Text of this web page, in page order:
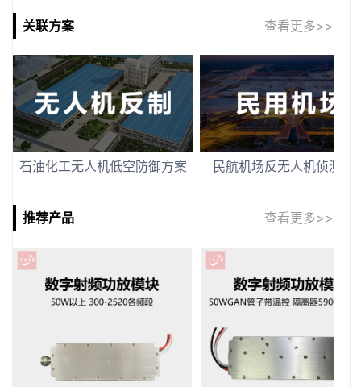
关联方案 查看更多>>
石油化工无人机低空防御方案 民航机场反无人机侦测方
推荐产品 查看更多>>